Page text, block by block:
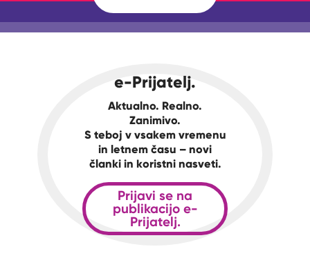
e-Prijatelj.
Aktualno. Realno.
Zanimivo.
S teboj v vsakem vremenu
in letnem času – novi
članki in koristni nasveti.
Prijavi se na
publikacijo e-
Prijatelj.